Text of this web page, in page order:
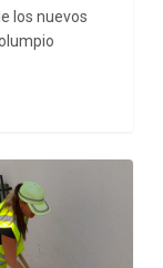
los nuevos